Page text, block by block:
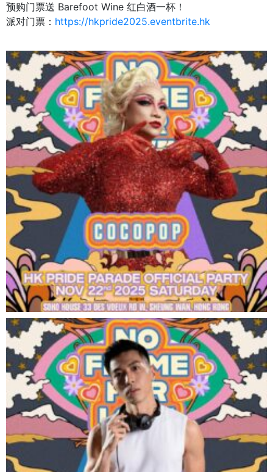
预购门票送 Barefoot Wine 红白酒一杯！
派对门票： https://hkpride2025.eventbrite.hk